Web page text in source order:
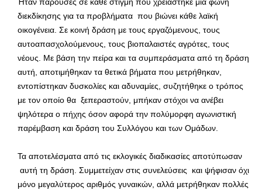
διεκδίκησης για τα προβλήματα που βιώνει κάθε λαϊκή
οικογένεια. Σε κοινή δράση με τους εργαζόμενους, τους
αυτοαπασχολούμενους, τους βιοπαλαιστές αγρότες, τους
νέους. Με βάση την πείρα και τα συμπεράσματα από τη δράση
αυτή, αποτιμήθηκαν τα θετικά βήματα που μετρήθηκαν,
εντοπίστηκαν δυσκολίες και αδυναμίες, συζητήθηκε ο τρόπος
με τον οποίο θα ξεπεραστούν, μπήκαν στόχοι να ανέβει
ψηλότερα ο πήχης όσον αφορά την πολύμορφη αγωνιστική
παρέμβαση και δράση του Συλλόγου και των Ομάδων.
Τα αποτελέσματα από τις εκλογικές διαδικασίες αποτύπωσαν
αυτή τη δράση. Συμμετείχαν στις συνελεύσεις και ψήφισαν όχι
μόνο μεγαλύτερος αριθμός γυναικών, αλλά μετρήθηκαν πολλές